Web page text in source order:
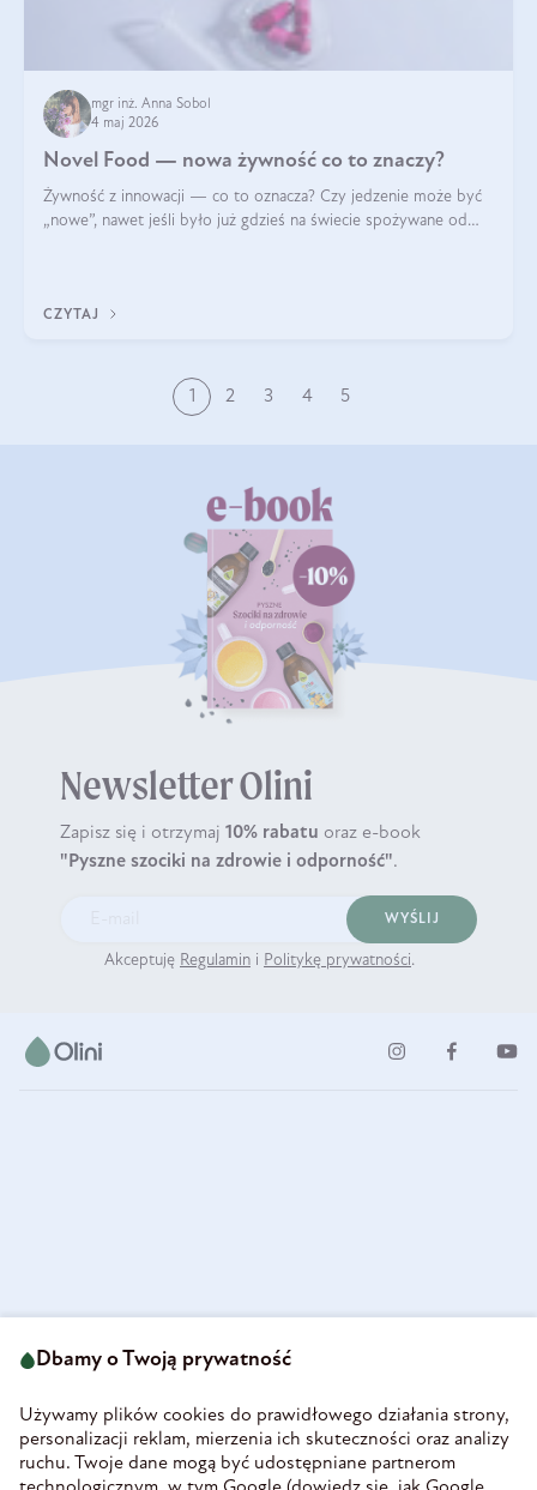
mgr inż. Anna Sobol
4 maj 2026
Novel Food — nowa żywność co to znaczy?
Żywność z innowacji — co to oznacza? Czy jedzenie może być
„nowe”, nawet jeśli było już gdzieś na świecie spożywane od
CZYTAJ
1 2 3 4 5
Newsletter Olini
Zapisz się i otrzymaj 10% rabatu oraz e-book
"Pyszne szociki na zdrowie i odporność".
WYŚLIJ
Akceptuję Regulamin i Politykę prywatności.
58-160 Świebodzice
REGON 890213034
INFORMACJE
Dbamy o Twoją prywatność
Używamy plików cookies do prawidłowego działania strony,
personalizacji reklam, mierzenia ich skuteczności oraz analizy
ruchu. Twoje dane mogą być udostępniane partnerom